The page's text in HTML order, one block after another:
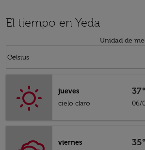
El tiempo en Yeda
Unidad de
Celsius
keyboard_arrow_down
jueves
cielo claro
06/
viernes